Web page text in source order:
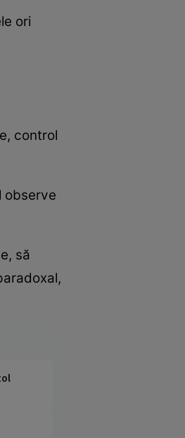
ori
control
observe
să